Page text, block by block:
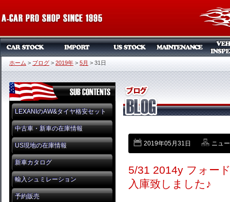
ホーム > ブログ > 2019年 > 5月 > 31日
LEXANIのAW&タイヤ格安セット
中古車・新車の在庫情報
US現地の在庫情報
新車カタログ
輸入シュミレーション
予約販売
2019年05月31日 ニュ
5/31 2014y フォー
入庫致しました♪